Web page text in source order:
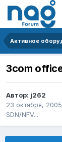
3com
Автор: j262
23 октября, 2005
SDN/NFV...